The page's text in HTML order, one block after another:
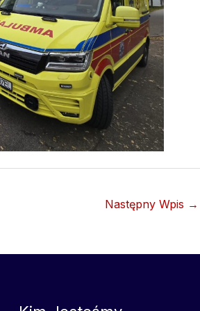
Następny Wpis →